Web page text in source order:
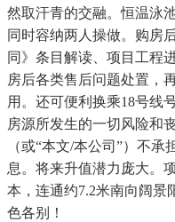
然取汗青的交融。恒温泳
同时容纳两人操做。购房
同》条目解读、项目工程
房后各类售后问题处置，
用。还可便利换乘18号线
房源所发生的一切风险和
（或“本文/本公司”）不
息。将来升值潜力庞大。
本，连通约7.2米南向阔景
色各别！